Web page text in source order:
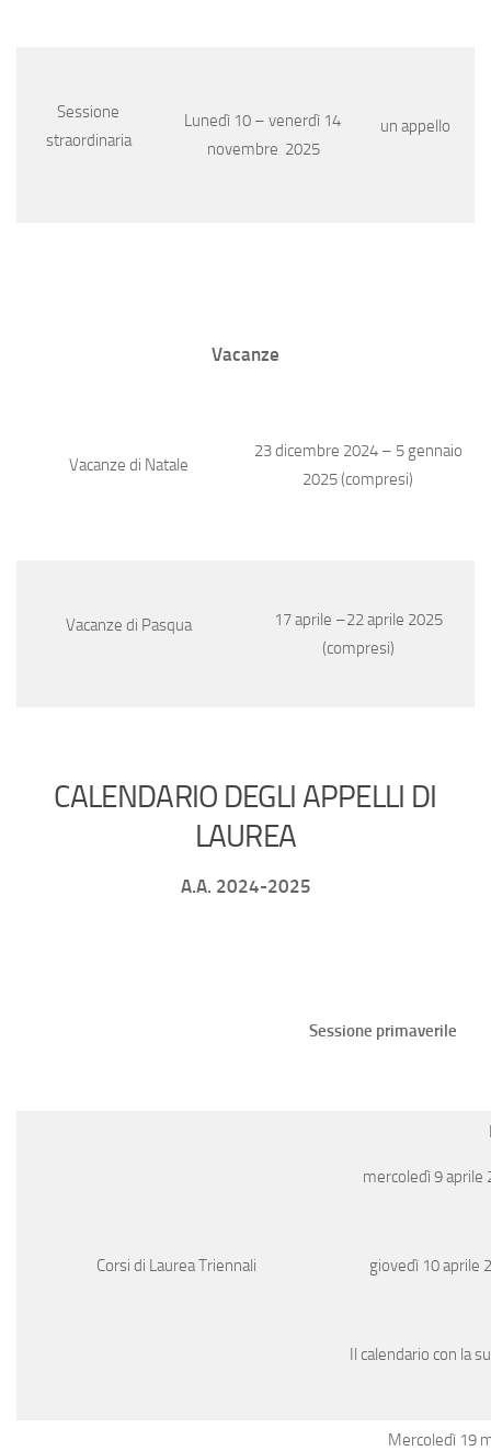
Sessione
straordinaria
Lunedì 10 – venerdì 14
novembre 2025
un appello
Vacanze
Vacanze di Natale
23 dicembre 2024 – 5 gennaio
2025 (compresi)
Vacanze di Pasqua
17 aprile –22 aprile 2025
(compresi)
CALENDARIO DEGLI APPELLI DI
LAUREA
A.A. 2024-2025
Sessione primaverile
Corsi di Laurea Triennali
mercoledì 9 aprile
giovedì 10 aprile
Il calendario con la
Mercoledì 19